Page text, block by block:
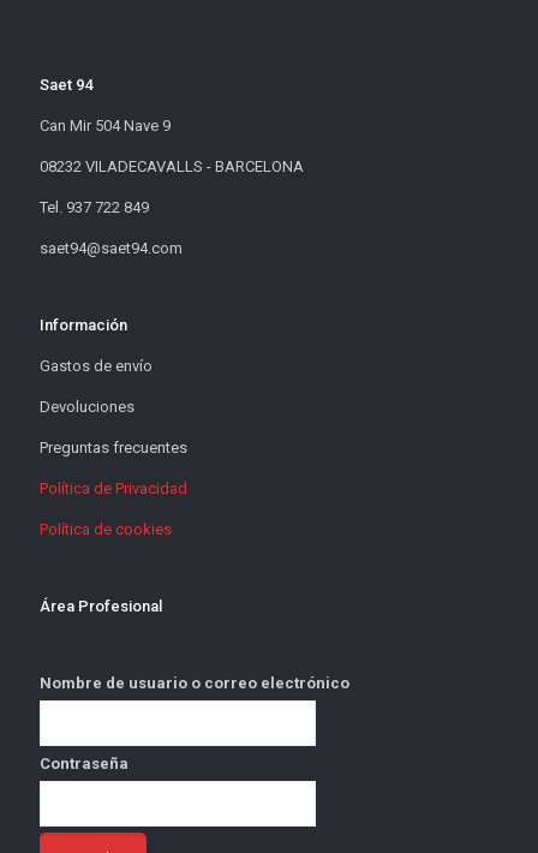
Saet 94
Can Mir 504 Nave 9
08232 VILADECAVALLS - BARCELONA
Tel. 937 722 849
saet94@saet94.com
Información
Gastos de envío
Devoluciones
Preguntas frecuentes
Política de Privacidad
Política de cookies
Área Profesional
Nombre de usuario o correo electrónico
Contraseña